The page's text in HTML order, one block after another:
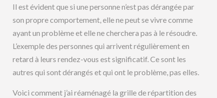
Il est évident que si une personne n’est pas dérangée par
son propre comportement, elle ne peut se vivre comme
ayant un problème et elle ne cherchera pas à le résoudre.
L’exemple des personnes qui arrivent régulièrement en
retard à leurs rendez-vous est significatif. Ce sont les
autres qui sont dérangés et qui ont le problème, pas elles.
Voici comment j’ai réaménagé la grille de répartition des